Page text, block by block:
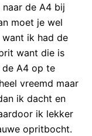
de A4 bij
moet je wel
ik had de
want die is
de A4 op te
vreemd maar
ik dacht en
ik lekker
opritbocht.